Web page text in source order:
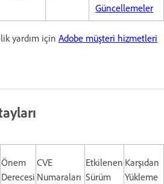
Güncellemeler
yardım için Adobe müşteri hizmetleri
Önem
Derecesi
CVE
Numaraları
Etkilenen
Sürüm
Karşıdan
Yükleme